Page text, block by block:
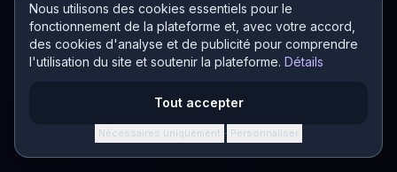
Nous utilisons des cookies essentiels pour le
fonctionnement de la plateforme et, avec votre accord,
des cookies d'analyse et de publicité pour comprendre
l'utilisation du site et soutenir la plateforme. Détails
Tout accepter
Nécessaires uniquement · Personnaliser